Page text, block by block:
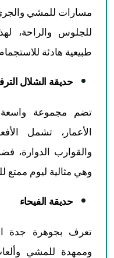
مسارات للمشي
للجلوس والراحة،
طبيعية هادئة
حديقة الشلال
تضم مجموعة واسعة
الأعمار، تشمل
والقوارب الدوارة،
وهي مثالية ليوم ممتع
حديقة الفيحاء
تعرف بجوهرة جدة
وممهدة للمشي